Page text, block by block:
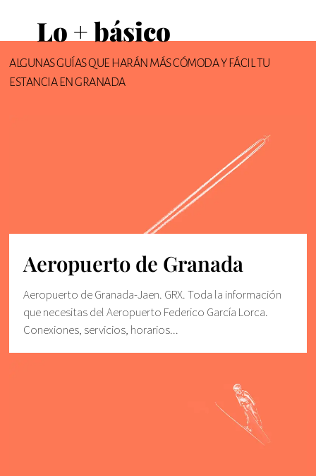
Lo + básico
ALGUNAS GUÍAS QUE HARÁN MÁS CÓMODA Y FÁCIL TU
ESTANCIA EN GRANADA
Aeropuerto de Granada
Aeropuerto de Granada-Jaen. GRX. Toda la información
que necesitas del Aeropuerto Federico García Lorca.
Conexiones, servicios, horarios...